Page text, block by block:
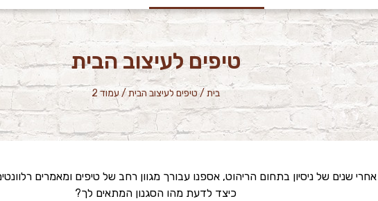
טיפים לעיצוב הבית
בית /טיפים לעיצוב הבית/עמוד 2
אחרי שנים של ניסיון בתחום הריהוט, אספנו עבורך מגוון רחב של טיפים ומאמרים
כיצד לדעת מהו הסגנון המתאים לך?